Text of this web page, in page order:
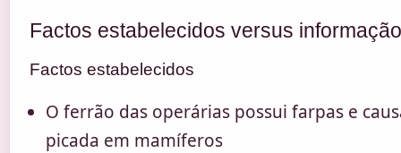
Factos estabelecidos versus
Factos estabelecidos
O ferrão das operárias possui farpas e
picada em mamíferos